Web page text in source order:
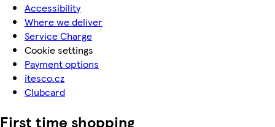
Accessibility
Where we deliver
Service Charge
Cookie settings
Payment options
itesco.cz
Clubcard
First time shopping